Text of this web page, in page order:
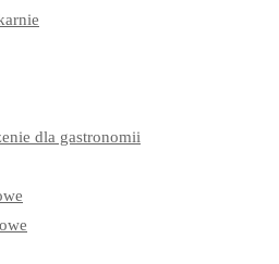
dla gastronomii